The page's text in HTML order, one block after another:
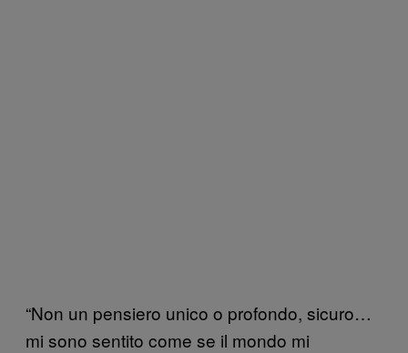
“Non un pensiero unico o profondo, sicuro…
mi sono sentito come se il mondo mi